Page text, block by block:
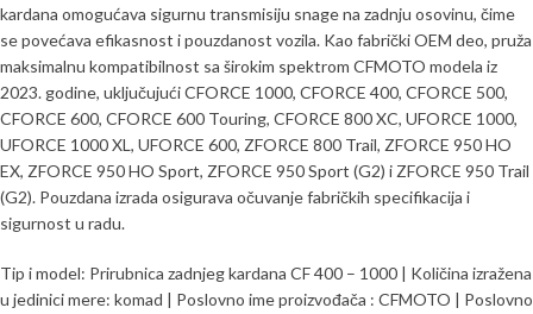
kardana omogućava sigurnu transmisiju snage na zadnju osovinu, čime
se povećava efikasnost i pouzdanost vozila. Kao fabrički OEM deo, pruža
maksimalnu kompatibilnost sa širokim spektrom CFMOTO modela iz
2023. godine, uključujući CFORCE 1000, CFORCE 400, CFORCE 500,
CFORCE 600, CFORCE 600 Touring, CFORCE 800 XC, UFORCE 1000,
UFORCE 1000 XL, UFORCE 600, ZFORCE 800 Trail, ZFORCE 950 HO
EX, ZFORCE 950 HO Sport, ZFORCE 950 Sport (G2) i ZFORCE 950 Trail
(G2). Pouzdana izrada osigurava očuvanje fabričkih specifikacija i
sigurnost u radu.
Tip i model: Prirubnica zadnjeg kardana CF 400 – 1000 | Količina izražena
u jedinici mere: komad | Poslovno ime proizvođača : CFMOTO | Poslovno